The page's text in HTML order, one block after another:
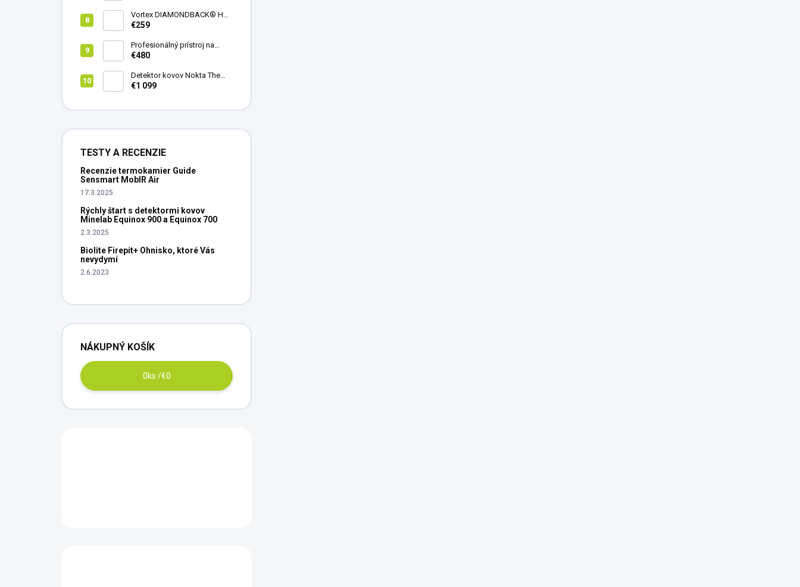
Vortex DIAMONDBACK® HD
8X42
€259
Profesionálný prístroj na
vedenie vŕtania Laserliner
€480
Detektor kovov Nokta The
Legend 2
€1 099
TESTY A RECENZIE
Recenzie termokamier Guide
Sensmart MobIR Air
17.3.2025
Rýchly štart s detektormi kovov
Minelab Equinox 900 a Equinox 700
2.3.2025
Biolite Firepit+ Ohnisko, ktoré Vás
nevydymí
2.6.2023
NÁKUPNÝ KOŠÍK
0ks /€0